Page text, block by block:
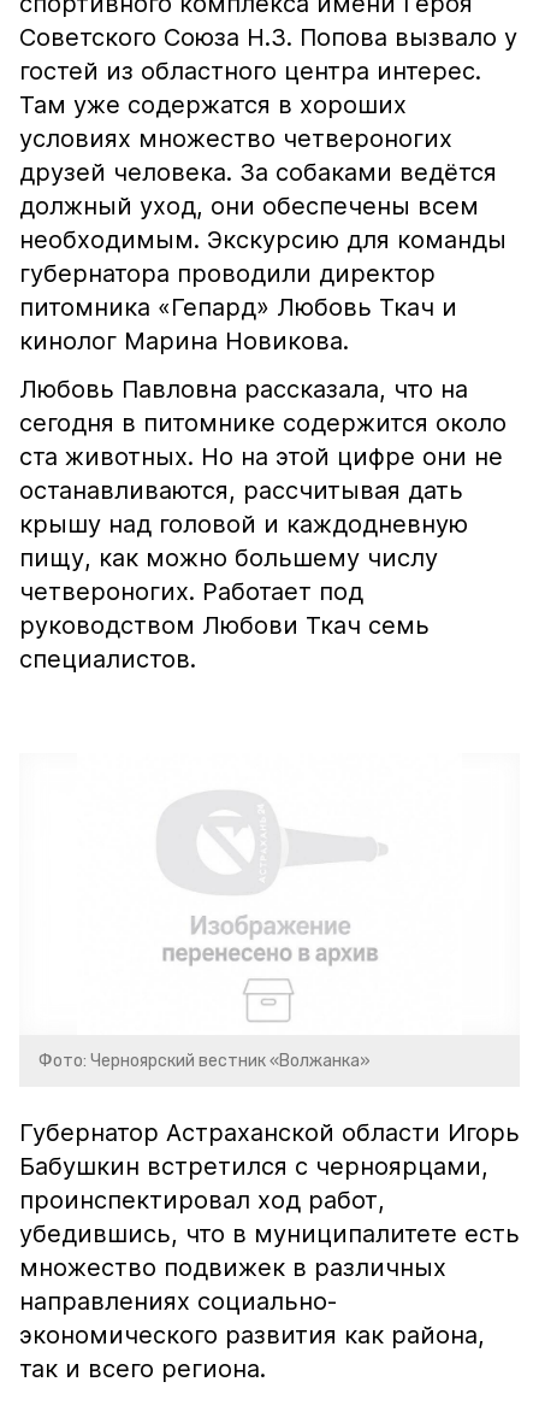
Советского Союза Н.З. Попова вызвало у
гостей из областного центра интерес.
Там уже содержатся в хороших
условиях множество четвероногих
друзей человека. За собаками ведётся
должный уход, они обеспечены всем
необходимым. Экскурсию для команды
губернатора проводили директор
питомника «Гепард» Любовь Ткач и
кинолог Марина Новикова.
Любовь Павловна рассказала, что на
сегодня в питомнике содержится около
ста животных. Но на этой цифре они не
останавливаются, рассчитывая дать
крышу над головой и каждодневную
пищу, как можно большему числу
четвероногих. Работает под
руководством Любови Ткач семь
специалистов.
Фото: Черноярский вестник «Волжанка»
Губернатор Астраханской области Игорь
Бабушкин встретился с черноярцами,
проинспектировал ход работ,
убедившись, что в муниципалитете есть
множество подвижек в различных
направлениях социально-
экономического развития как района,
так и всего региона.